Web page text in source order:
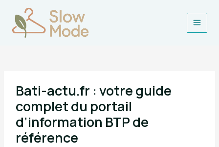
contenu
Main
Bati-actu.fr : votre guide
complet du portail
d’information BTP de
référence